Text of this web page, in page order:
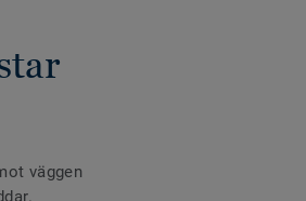
väggen